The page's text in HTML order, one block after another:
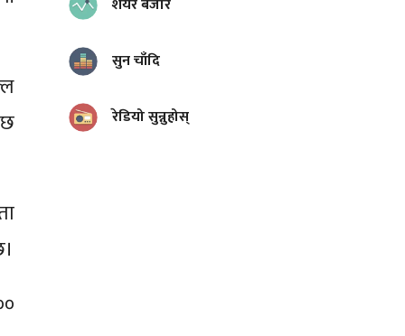
शेयर बजार
सुन चाँदि
रेडियो सुन्नुहोस्